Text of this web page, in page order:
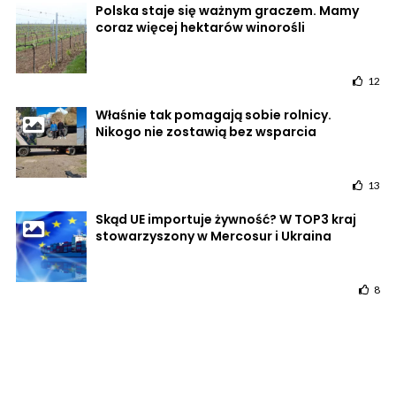
Polska staje się ważnym graczem. Mamy
coraz więcej hektarów winorośli
12
Właśnie tak pomagają sobie rolnicy.
Nikogo nie zostawią bez wsparcia
13
Skąd UE importuje żywność? W TOP3 kraj
stowarzyszony w Mercosur i Ukraina
8